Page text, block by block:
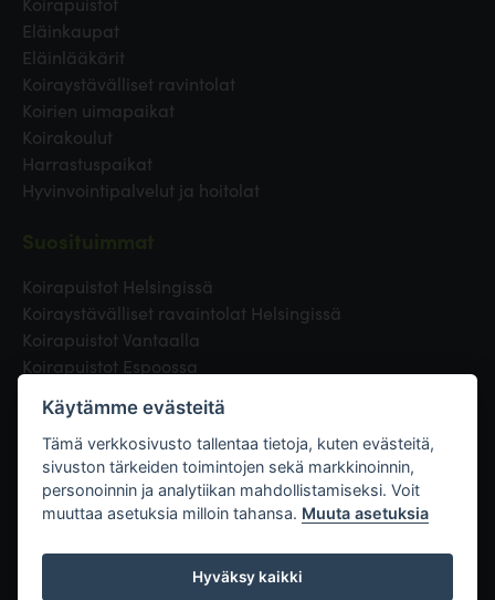
Eläinkaupat
Eläinlääkärit
Koiraystävälliset ravintolat
Koirien uimapaikat
Koirakoulut
Harrastuspaikat
Hyvinvointipalvelut ja hoitolat
Koirapuistot Helsingissä
Koiraystävälliset ravaintolat Helsingissä
Koirapuistot Vantaalla
Koirapuistot Espoossa
Eläinlääkäri Helsingissä
Koirapuistot Tampereella
Linkit
Käytämme evästeitä
Tämä verkkosivusto tallentaa tietoja, kuten evästeitä,
sivuston tärkeiden toimintojen sekä markkinoinnin,
personoinnin ja analytiikan mahdollistamiseksi. Voit
muuttaa asetuksia milloin tahansa. Muuta asetuksia
Hyväksy kaikki